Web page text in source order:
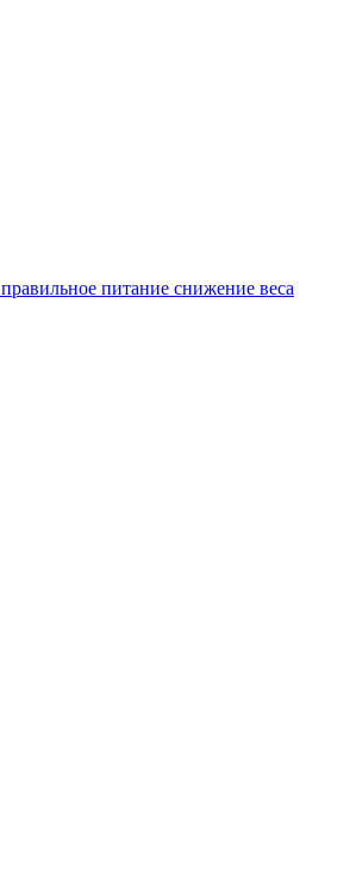
правильное питание снижение веса